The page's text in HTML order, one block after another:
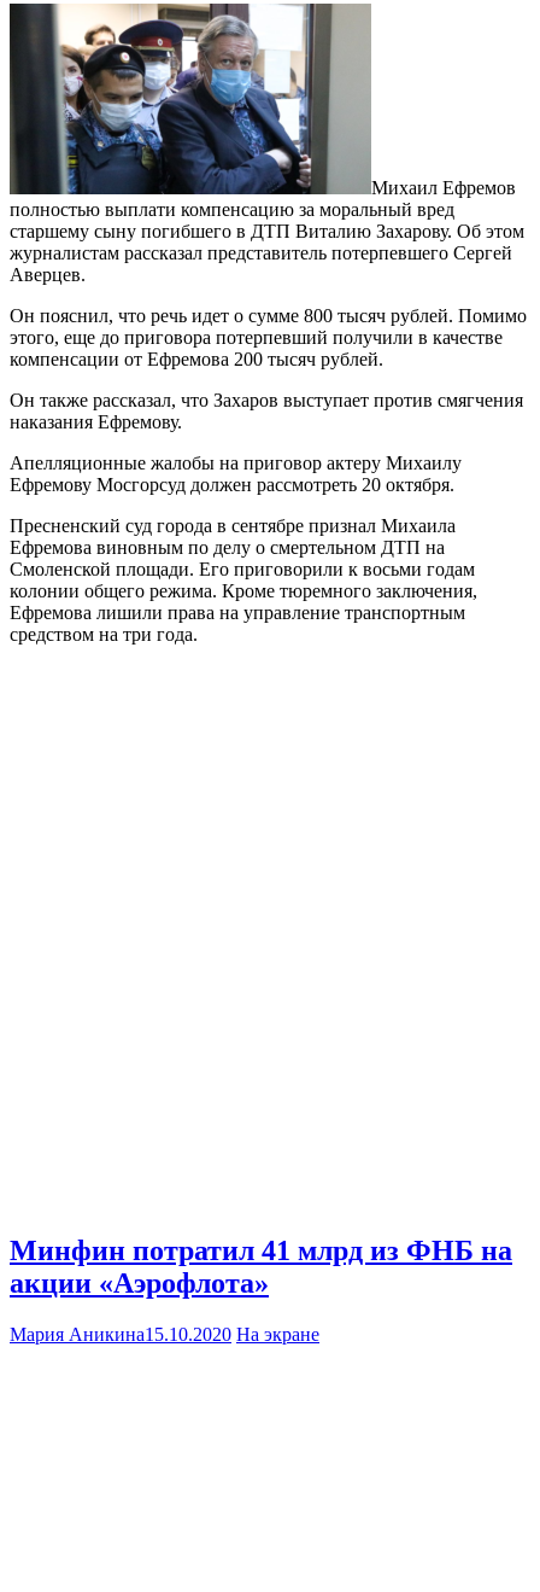
Михаил Ефремов
полностью выплати компенсацию за моральный вред
старшему сыну погибшего в ДТП Виталию Захарову. Об этом
журналистам рассказал представитель потерпевшего Сергей
Аверцев.
Он пояснил, что речь идет о сумме 800 тысяч рублей. Помимо
этого, еще до приговора потерпевший получили в качестве
компенсации от Ефремова 200 тысяч рублей.
Он также рассказал, что Захаров выступает против смягчения
наказания Ефремову.
Апелляционные жалобы на приговор актеру Михаилу
Ефремову Мосгорсуд должен рассмотреть 20 октября.
Пресненский суд города в сентябре признал Михаила
Ефремова виновным по делу о смертельном ДТП на
Смоленской площади. Его приговорили к восьми годам
колонии общего режима. Кроме тюремного заключения,
Ефремова лишили права на управление транспортным
средством на три года.
Минфин потратил 41 млрд из ФНБ на
акции «Аэрофлота»
Мария Аникина15.10.2020 На экране